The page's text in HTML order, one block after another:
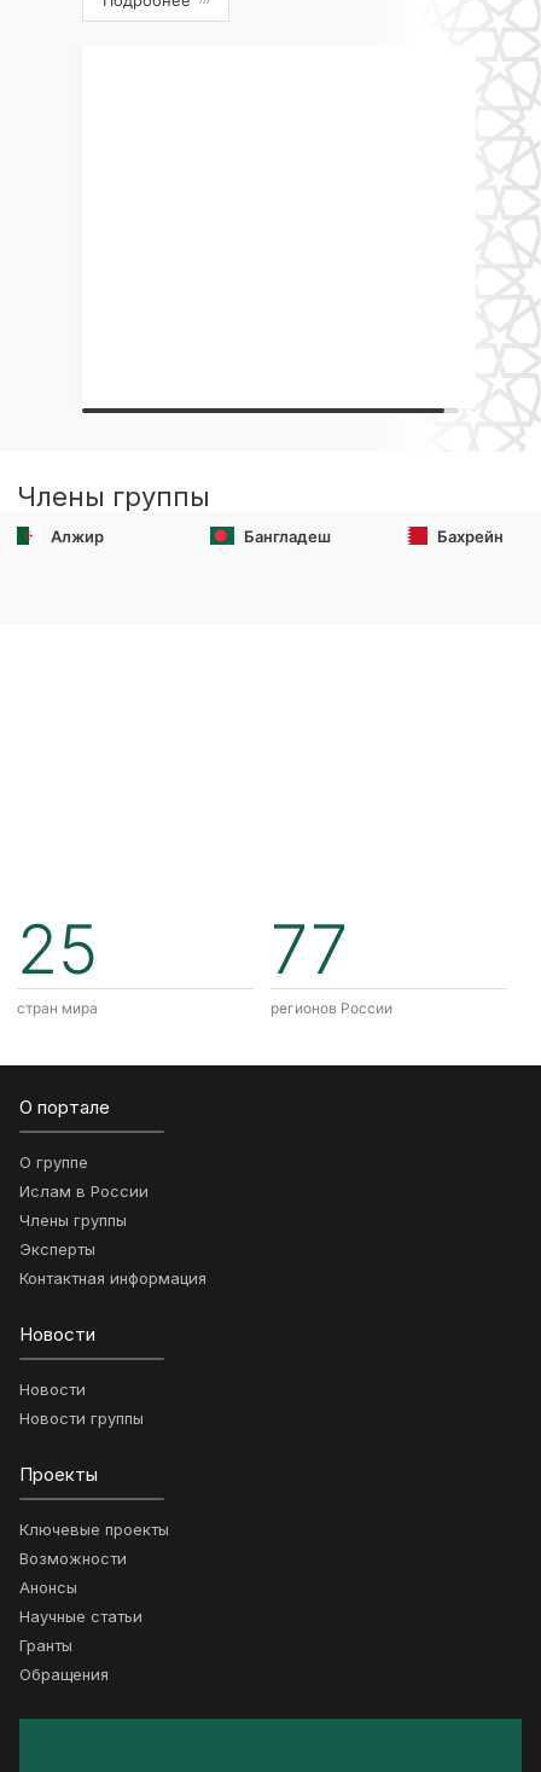
Члены группы
Алжир Бангладеш Бахрейн
25
стран мира
77
регионов России
О портале
О группе
Ислам в России
Члены группы
Эксперты
Контактная информация
Новости
Новости
Новости группы
Проекты
Ключевые проекты
Возможности
Анонсы
Научные статьи
Гранты
Обращения